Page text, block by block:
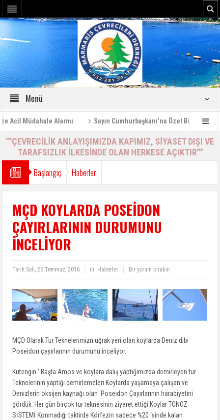
Menü
Müdahale Alarmı Sayın Cumhurbaşkanı’na Özel Bilgilendirme
'''ÇEVRECİLİK ANLAYIŞIMIZDA KAPIMIZ, SİYASET DIŞI VE
TARAFSIZLIK İLKESİNDE OLAN HERKESE AÇIKTIR'''
Başlangıç Haberler
MÇD KOYLARDA POSEİDON
ÇAYIRLARININ DURUMUNU
İNCELİYOR
Tarih:Salı, 26 Temmuz, 2016 in: Haberler Bir yorum bırakın
MÇD Olarak Tur Teknelerimizn uğrak yeri olan koylarda Deniz dibi
Poseidon çayırlarının durumunu inceliyor.
Kutengin ‘ Başta Amos ve koylara dalış yaptığımızda demirleyen tur
Teknelerinin yaptığı demirlemeleri Koylarda yaşamaya çalışan ve
Denizlerin oksijen kaynağı olan Poseidon Çayırlarının harabiyetini
gördük. Her gün birçok tur teknesinin ziyaret ettiği Koylar TONOZ
SİSTEMİ Konmadığı taktirde Körfezin sadece %20 ‘sinde kalan